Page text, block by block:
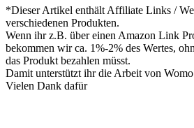
*Dieser Artikel enthält Affiliate Links /
verschiedenen Produkten.
Wenn ihr z.B. über einen Amazon Link
bekommen wir ca. 1%-2% des Wertes,
das Produkt bezahlen müsst.
Damit unterstützt ihr die Arbeit von
Vielen Dank dafür